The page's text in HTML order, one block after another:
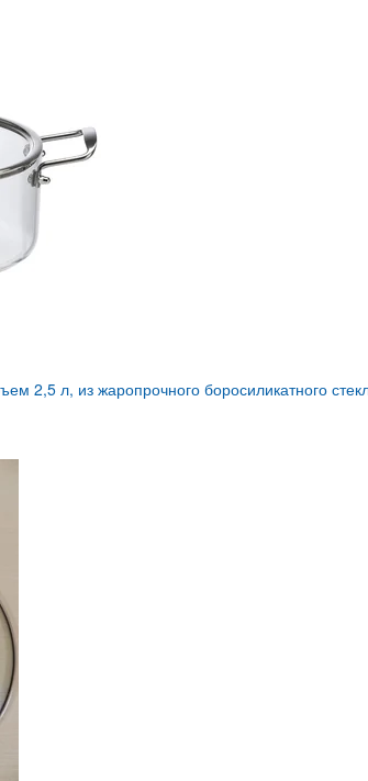
2,5 л, из жаропрочного боросиликатного